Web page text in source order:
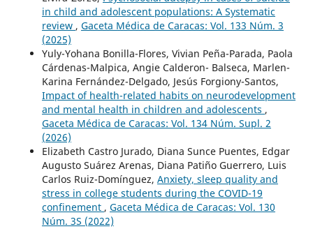
in child and adolescent populations: A Systematic
review , Gaceta Médica de Caracas: Vol. 133 Núm. 3
(2025)
Yuly-Yohana Bonilla-Flores, Vivian Peña-Parada, Paola
Cárdenas-Malpica, Angie Calderon- Balseca, Marlen-
Karina Fernández-Delgado, Jesús Forgiony-Santos,
Impact of health-related habits on neurodevelopment
and mental health in children and adolescents ,
Gaceta Médica de Caracas: Vol. 134 Núm. Supl. 2
(2026)
Elizabeth Castro Jurado, Diana Sunce Puentes, Edgar
Augusto Suárez Arenas, Diana Patiño Guerrero, Luis
Carlos Ruiz-Domínguez, Anxiety, sleep quality and
stress in college students during the COVID-19
confinement , Gaceta Médica de Caracas: Vol. 130
Núm. 3S (2022)